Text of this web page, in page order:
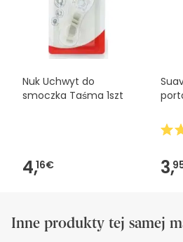
Nuk Uchwyt do
smoczka Taśma 1szt
4,16€ 3,
Inne produkty tej samej